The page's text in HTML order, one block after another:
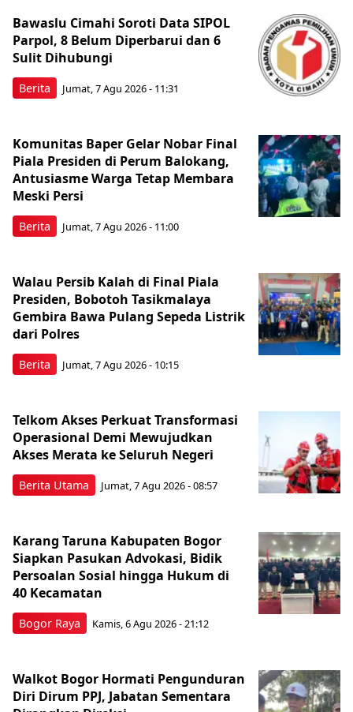
Berita
Bawaslu Cimahi Soroti Data SIPOL
Parpol, 8 Belum Diperbarui dan 6
Sulit Dihubungi
Jumat, 7 Agu 2026 - 11:31
Berita
Komunitas Baper Gelar Nobar Final
Piala Presiden di Perum Balokang,
Antusiasme Warga Tetap Membara
Meski Persi
Jumat, 7 Agu 2026 - 11:00
Berita
Walau Persib Kalah di Final Piala
Presiden, Bobotoh Tasikmalaya
Gembira Bawa Pulang Sepeda Listrik
dari Polres
Jumat, 7 Agu 2026 - 10:15
Berita Utama
Telkom Akses Perkuat Transformasi
Operasional Demi Mewujudkan
Akses Merata ke Seluruh Negeri
Jumat, 7 Agu 2026 - 08:57
Bogor Raya
Karang Taruna Kabupaten Bogor
Siapkan Pasukan Advokasi, Bidik
Persoalan Sosial hingga Hukum di
40 Kecamatan
Kamis, 6 Agu 2026 - 21:12
Walkot Bogor Hormati Pengunduran
Diri Dirum PPJ, Jabatan Sementara